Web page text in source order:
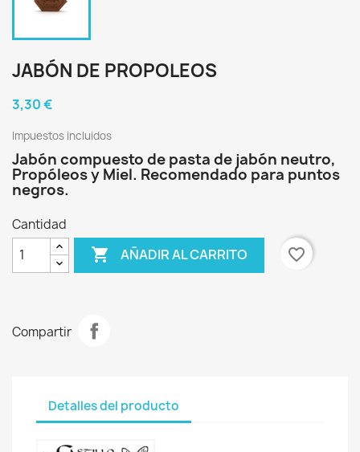
JABÓN DE PROPOLEOS
3,30 €
Impuestos incluidos
Jabón compuesto de pasta de jabón neutro,
Propóleos y Miel. Recomendado para puntos
negros.
Cantidad
 AÑADIR AL CARRITO favorite_border
Compartir
Detalles del producto